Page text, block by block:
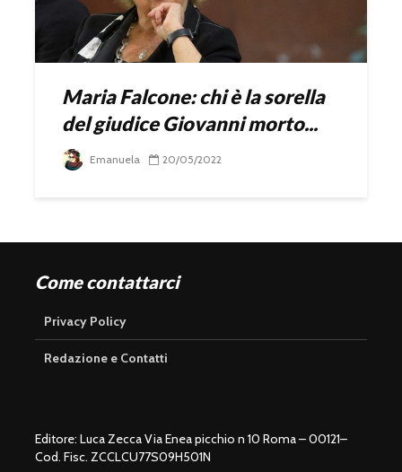
Maria Falcone: chi è la sorella
del giudice Giovanni morto...
Emanuela 20/05/2022
Come contattarci
Privacy Policy
Redazione e Contatti
Editore: Luca Zecca Via Enea picchio n 10 Roma – 00121–
Cod. Fisc. ZCCLCU77S09H501N